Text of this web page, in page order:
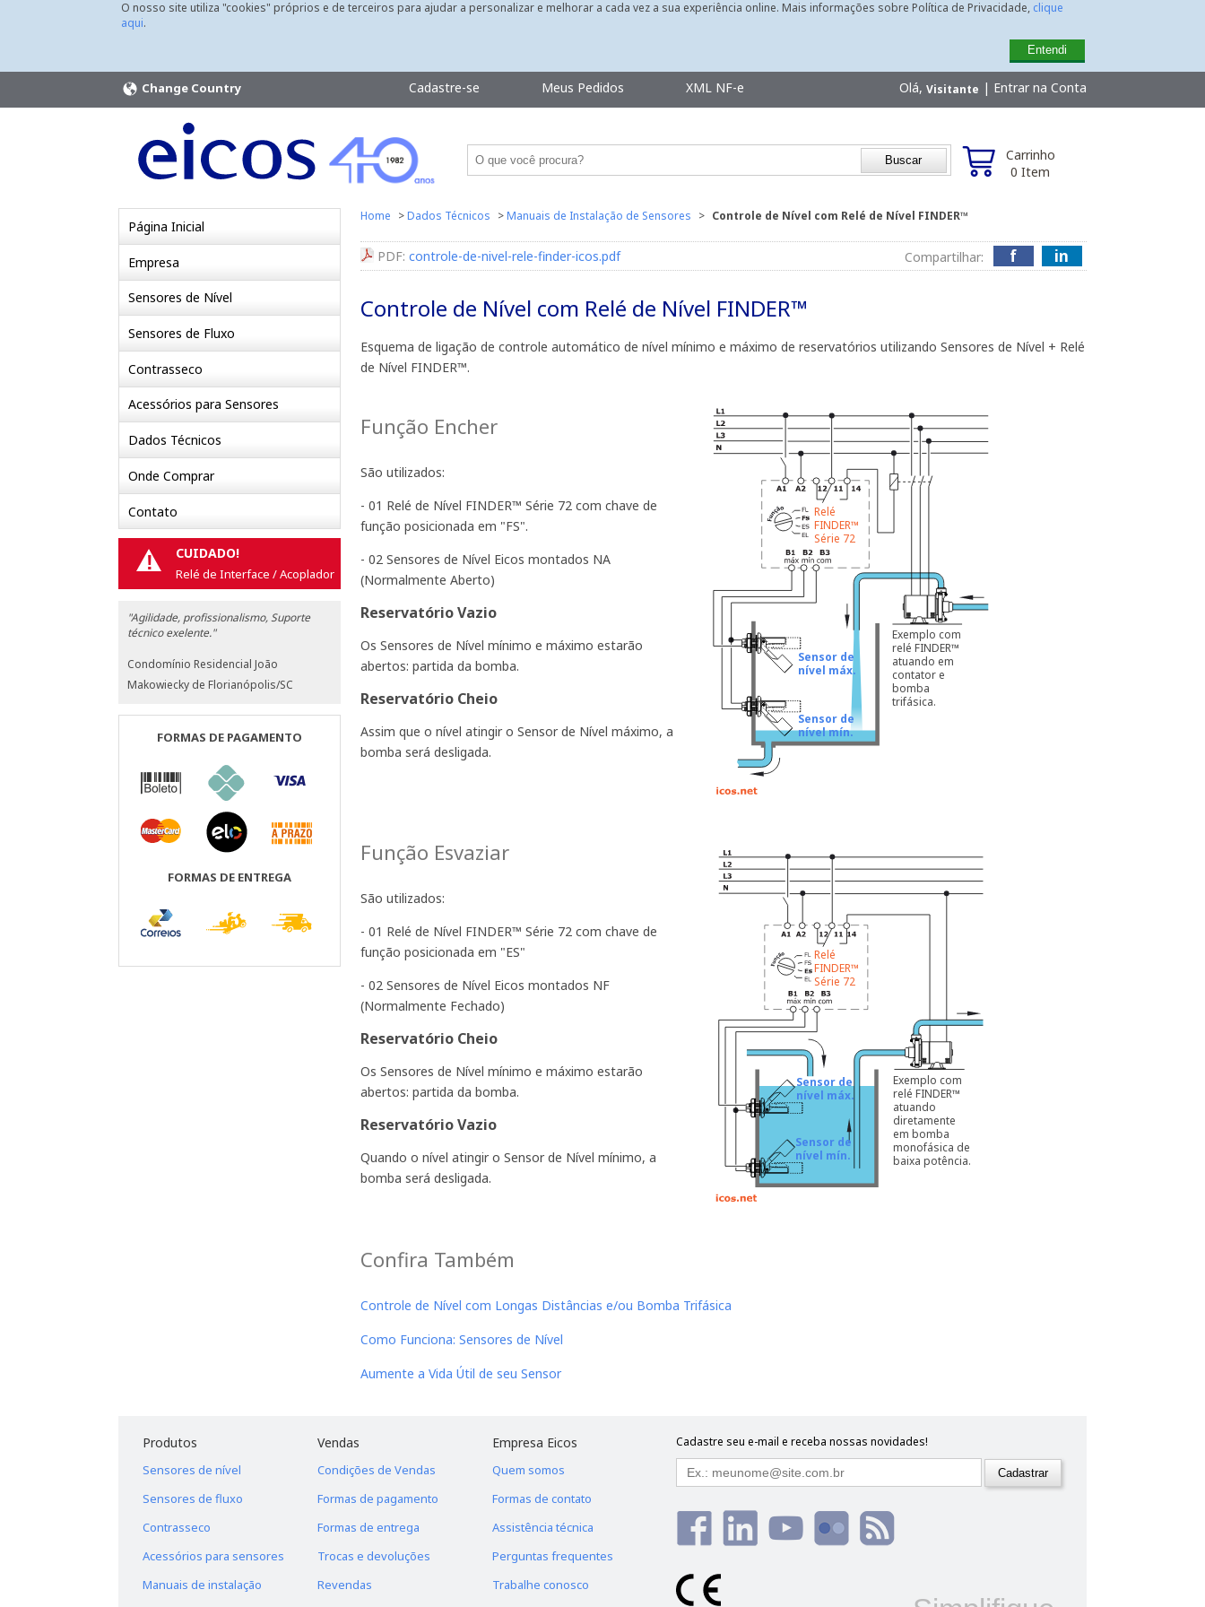
O nosso site utiliza "cookies" próprios e de terceiros para ajudar a personalizar e melhorar a cada vez a sua experiência online. Mais informações sobre Política de Privacidade, clique
aqui.
Entendi
Change Country Cadastre-se Meus Pedidos XML NF-e Olá, Visitante | Entrar na Conta
Carrinho
0 Item
Página Inicial
Empresa
Sensores de Nível
Sensores de Fluxo
Contrasseco
Acessórios para Sensores
Dados Técnicos
Onde Comprar
Contato
! CUIDADO!
Relé de Interface / Acoplador
"Agilidade, profissionalismo, Suporte
técnico exelente."
Condomínio Residencial João
Makowiecky de Florianópolis/SC
FORMAS DE PAGAMENTO
FORMAS DE ENTREGA
Home >Dados Técnicos >Manuais de Instalação de Sensores > Controle de Nível com Relé de Nível FINDER™
PDF: controle-de-nivel-rele-finder-icos.pdf Compartilhar: f in
Controle de Nível com Relé de Nível FINDER™
Esquema de ligação de controle automático de nível mínimo e máximo de reservatórios utilizando Sensores de Nível + Relé
de Nível FINDER™.
Função Encher
São utilizados:
- 01 Relé de Nível FINDER™ Série 72 com chave de
função posicionada em "FS".
- 02 Sensores de Nível Eicos montados NA
(Normalmente Aberto)
Reservatório Vazio
Os Sensores de Nível mínimo e máximo estarão
abertos: partida da bomba.
Reservatório Cheio
Assim que o nível atingir o Sensor de Nível máximo, a
bomba será desligada.
Sensor de
nível máx.
Sensor de
nível mín.
Relé
FINDER™
Série 72
Exemplo com
relé FINDER™
atuando em
contator e
bomba
trifásica.
Função Esvaziar
São utilizados:
- 01 Relé de Nível FINDER™ Série 72 com chave de
função posicionada em "ES"
- 02 Sensores de Nível Eicos montados NF
(Normalmente Fechado)
Reservatório Cheio
Os Sensores de Nível mínimo e máximo estarão
abertos: partida da bomba.
Reservatório Vazio
Quando o nível atingir o Sensor de Nível mínimo, a
bomba será desligada.
Sensor de
nível máx.
Sensor de
nível mín.
Relé
FINDER™
Série 72
Exemplo com
relé FINDER™
atuando
diretamente
em bomba
monofásica de
baixa potência.
Confira Também
Controle de Nível com Longas Distâncias e/ou Bomba Trifásica
Como Funciona: Sensores de Nível
Aumente a Vida Útil de seu Sensor
Cadastre seu e-mail e receba nossas novidades!
Produtos
Sensores de nível
Sensores de fluxo
Contrasseco
Acessórios para sensores
Manuais de instalação
Vendas
Condições de Vendas
Formas de pagamento
Formas de entrega
Trocas e devoluções
Revendas
Empresa Eicos
Quem somos
Formas de contato
Assistência técnica
Perguntas frequentes
Trabalhe conosco